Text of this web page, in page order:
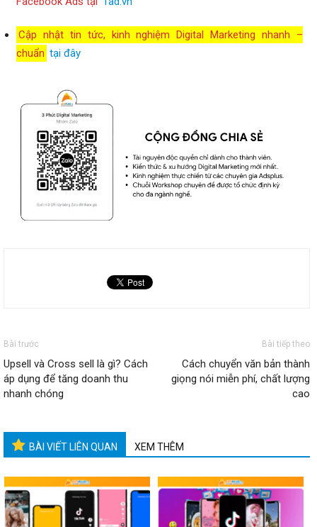
Cập nhật tin tức, kinh nghiệm Digital Marketing nhanh –
chuẩn tại đây
Bài trước
Upsell và Cross sell là gì? Cách
áp dụng để tăng doanh thu
nhanh chóng
Bài tiếp theo
Cách chuyển văn bản thành
giọng nói miễn phí, chất lượng
cao
BÀI VIẾT LIÊN QUAN XEM THÊM